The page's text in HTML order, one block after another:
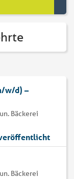
w/d) –
Bäckerei
Bäckerei